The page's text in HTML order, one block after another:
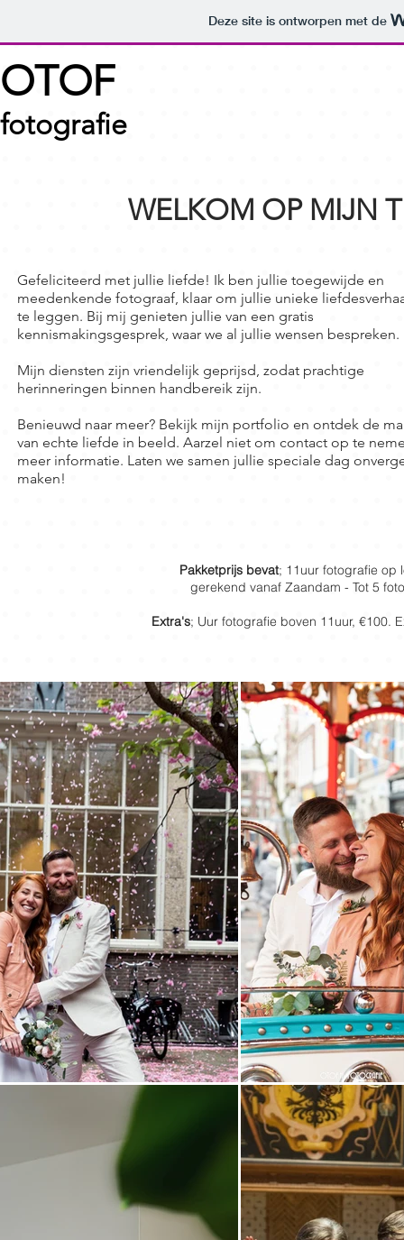
Deze site is ontworpen met de
WELKOM OP MIJN
Gefeliciteerd met jullie liefde! Ik ben jullie toegewijde en
meedenkende fotograaf, klaar om jullie unieke
te leggen. Bij mij genieten jullie van een gratis
kennismakingsgesprek, waar we al jullie wensen bespreken.
Mijn diensten zijn vriendelijk geprijsd, zodat prachtige
herinneringen binnen handbereik zijn.
Benieuwd naar meer? Bekijk mijn portfolio en ontdek de
van echte liefde in beeld. Aarzel niet om contact op te
meer informatie. Laten we samen jullie speciale dag
maken!
Pakketprijs bevat; 11uur fotografie op
gerekend vanaf Zaandam - Tot 5
Extra's; Uur fotografie boven 11uur, €100.
OTOF
fotografie